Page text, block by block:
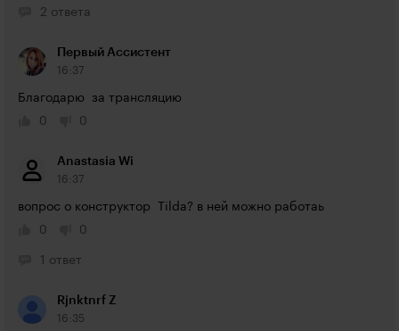
2 ответа
Первый Ассистент
16:37
Благодарю  за трансляцию
0
0
Anastasia Wi
16:37
вопрос о конструктор  Tilda? в ней можно работаь
0
0
1 ответ
Rjnktnrf Z
16:35